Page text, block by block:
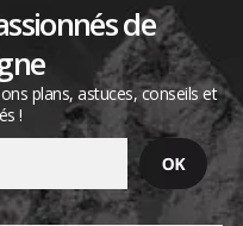
de
plans, astuces, conseils et
!